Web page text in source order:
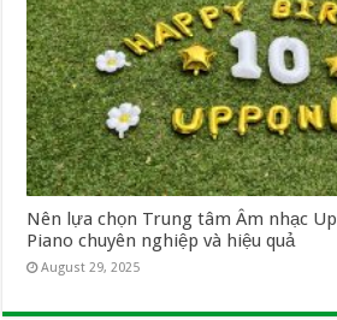
Nên lựa chọn Trung tâm Âm nhạc
Piano chuyên nghiệp và hiệu quả
August 29, 2025